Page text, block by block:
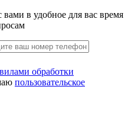
в удобное для вас время
обработки
пользовательское